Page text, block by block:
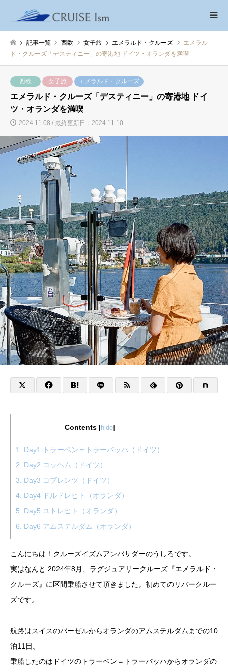
記事一覧 西欧 女子旅 エメラルド・クルーズ
エメラル
ド・クルーズ「デスティニー」の寄港地 ドイツ・オランダを満喫
西欧 女子旅 エメラルド・クルーズ
エメラルド・クルーズ「デスティニー」の寄港地 ドイ
ツ・オランダを満喫
2024.11.08 / 最終更新日：2024.11.10
Contents hide
1.
Day1 トラーベン＝トラーバッハ（ドイツ）
2.
Day2 コッヘム（ドイツ）
3.
Day3 コブレンツ（ドイツ）
4. Day4 ドルドレヒト（オランダ）
5.
Day5 ユトレヒト（オランダ）
6.
Day6 アムステルダム（オランダ）
こんにちは！クルーズイズムアンバサダーのうしろです。
実はなんと 2024年8月、ラグジュアリークルーズ『エメラルド・
クルーズ』に区間乗船させて頂きました。初めてのリバークルー
ズです。
航路はスイスのバーゼルからオランダのアムステルダムまでの10
泊11日。
乗船したのはドイツのトラーベン＝トラーバッハからオランダの